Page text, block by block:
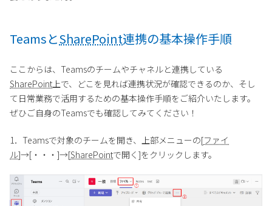
TeamsとSharePoint連携の基本操作手順
ここからは、Teamsのチームやチャネルと連携している
SharePoint 上で、どこを見れば連携状況が確認できるのか、そし
て日常業務で活用するための基本操作手順をご紹介いたします。
ぜひご自身のTeamsでも確認してみてください！
1．Teamsで対象のチームを開き、上部メニューの[ファイ
ル]→[・・・]→[SharePointで開く]をクリックします。